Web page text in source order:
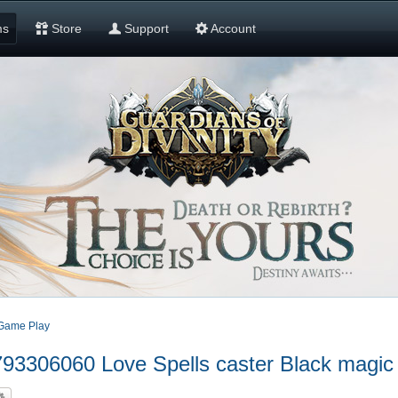
Store Support Account
Play
Love Spells caster Black